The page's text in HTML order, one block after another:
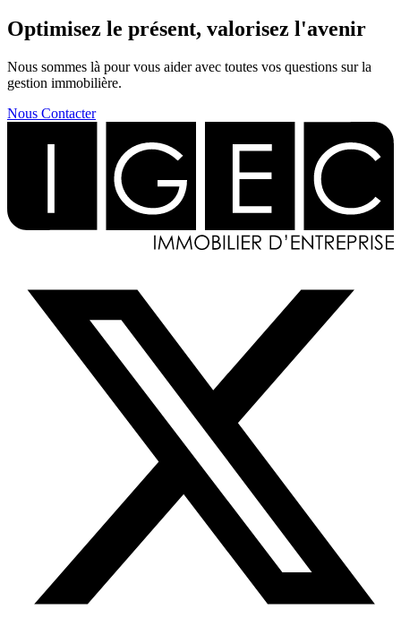
Optimisez le présent, valorisez l'avenir
Nous sommes là pour vous aider avec toutes vos questions sur la
gestion immobilière.
Nous Contacter